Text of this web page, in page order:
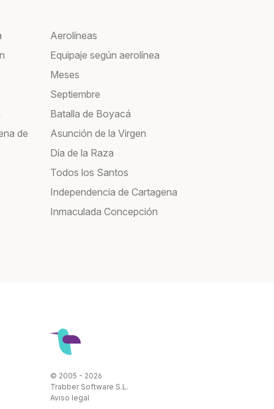
de
Aerolíneas
Equipaje según aerolínea
Meses
Septiembre
Batalla de Boyacá
Asunción de la Virgen
Día de la Raza
Todos los Santos
Independencia de Cartagena
Inmaculada Concepción
© 2005 - 2026
Trabber Software S.L.
Aviso legal